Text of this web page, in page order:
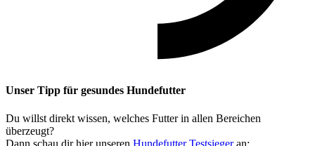
Unser Tipp für gesundes Hundefutter
Du willst direkt wissen, welches Futter in allen Bereichen
überzeugt?
Dann schau dir hier unseren Hundefutter Testsiegeran: